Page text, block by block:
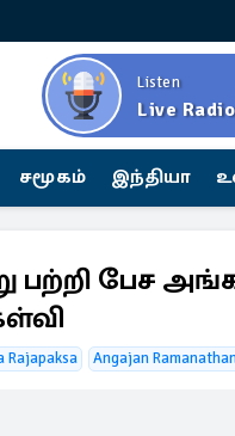
Listen
Live Radio
சமூகம் இந்தியா
பற்றி பேச
Rajapaksa Angajan